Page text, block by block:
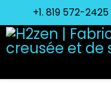
+1. 819 572-2425